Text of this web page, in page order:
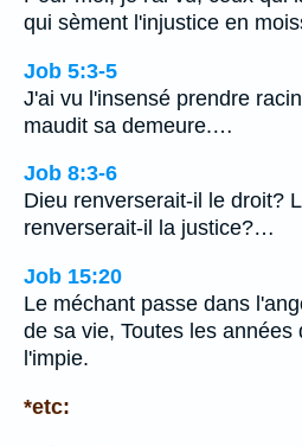
qui sèment l'injustice en
Job 5:3-5
J'ai vu l'insensé prendre
maudit sa demeure.…
Job 8:3-6
Dieu renverserait-il le droit?
renverserait-il la justice?…
Job 15:20
Le méchant passe dans
de sa vie, Toutes les
l'impie.
*etc: